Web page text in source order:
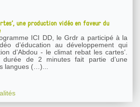
une production vidéo en faveur du
ICI DD, le Grdr a participé à la
d’éducation au développement qui
d’Abdou - le climat rebat les cartes’.
durée de 2 minutes fait partie d’une
langues (…)...